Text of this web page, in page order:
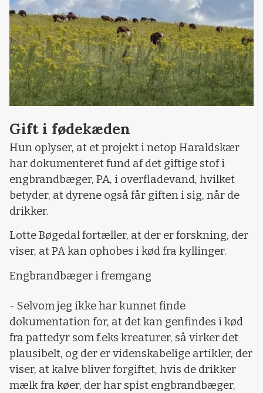
Gift i fødekæden
Hun oplyser, at et projekt i netop Haraldskær
har dokumenteret fund af det giftige stof i
engbrandbæger, PA, i overfladevand, hvilket
betyder, at dyrene også får giften i sig, når de
drikker.
Lotte Bøgedal fortæller, at der er forskning, der
viser, at PA kan ophobes i kød fra kyllinger.
Engbrandbæger i fremgang
- Selvom jeg ikke har kunnet finde
dokumentation for, at det kan genfindes i kød
fra pattedyr som f.eks kreaturer, så virker det
plausibelt, og der er videnskabelige artikler, der
viser, at kalve bliver forgiftet, hvis de drikker
mælk fra køer, der har spist engbrandbæger,